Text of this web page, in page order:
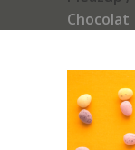
Chocolat